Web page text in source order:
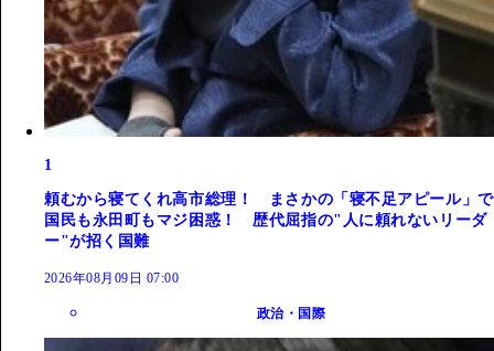
1
頼むから寝てくれ高市総理！ まさかの「寝不足アピール」で
国民も永田町もマジ困惑！ 歴代屈指の"人に頼れないリーダ
ー"が招く国難
2026年08月09日 07:00
政治・国際